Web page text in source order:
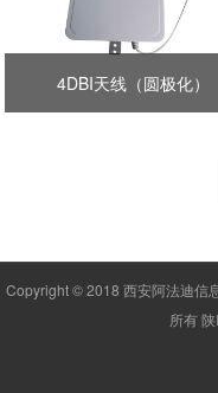
4DBI天线（圆极化）
Copyright © 2018 西安阿法迪信
所有